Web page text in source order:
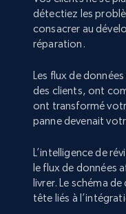
détectiez les
consacrer au
réparation.
Les flux de
des clients, ont
ont transformé
panne devenait
L’intelligence de
le flux de données
livrer. Le schéma
tête liés à